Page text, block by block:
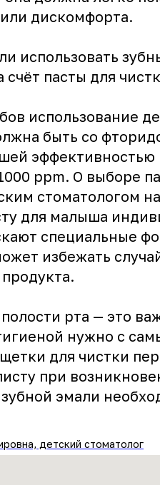
дискомфорта.
использовать
пасты для
использование
быть со
эффективностью
ppm. О выборе
стоматологом
для малыша
специальные
избежать
рта — это
нужно с
для чистки
при
эмали
детский стоматолог